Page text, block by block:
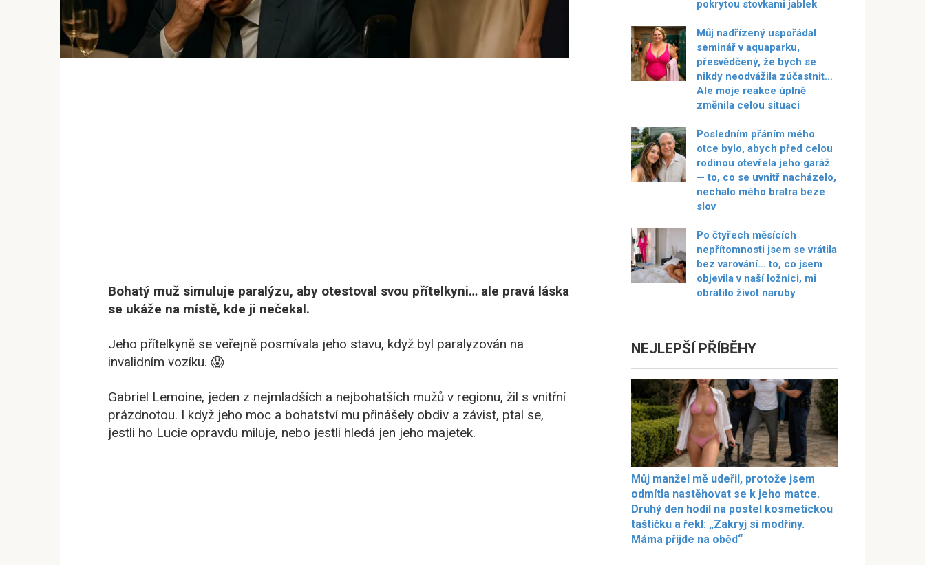
Bohatý muž simuluje paralýzu, aby otestoval svou přítelkyni… ale pravá láska
se ukáže na místě, kde ji nečekal.
Jeho přítelkyně se veřejně posmívala jeho stavu, když byl paralyzován na
invalidním vozíku. 😱
Gabriel Lemoine, jeden z nejmladších a nejbohatších mužů v regionu, žil s vnitřní
prázdnotou. I když jeho moc a bohatství mu přinášely obdiv a závist, ptal se,
jestli ho Lucie opravdu miluje, nebo jestli hledá jen jeho majetek.
pokrytou stovkami jablek
Můj nadřízený uspořádal
seminář v aquaparku,
přesvědčený, že bych se
nikdy neodvážila zúčastnit…
Ale moje reakce úplně
změnila celou situaci
Posledním přáním mého
otce bylo, abych před celou
rodinou otevřela jeho garáž
— to, co se uvnitř nacházelo,
nechalo mého bratra beze
slov
Po čtyřech měsících
nepřítomnosti jsem se vrátila
bez varování… to, co jsem
objevila v naší ložnici, mi
obrátilo život naruby
NEJLEPŠÍ PŘÍBĚHY
Můj manžel mě udeřil, protože jsem
odmítla nastěhovat se k jeho matce.
Druhý den hodil na postel kosmetickou
taštičku a řekl: „Zakryj si modřiny.
Máma přijde na oběd“